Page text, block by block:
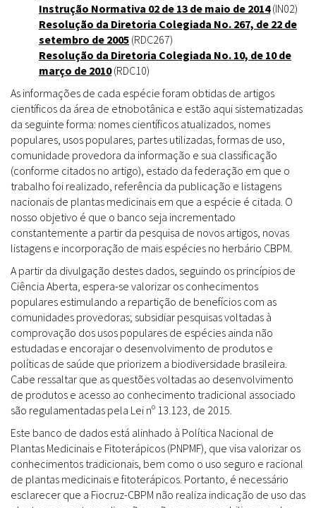
Instrução Normativa 02 de 13 de maio de 2014(IN02)
Resolução da Diretoria Colegiada No. 267, de 22 de
setembro de 2005 (RDC267)
Resolução da Diretoria Colegiada No. 10, de 10 de
março de 2010(RDC10)
As informações de cada espécie foram obtidas de artigos
científicos da área de etnobotânica e estão aqui sistematizadas
da seguinte forma: nomes científicos atualizados, nomes
populares, usos populares, partes utilizadas, formas de uso,
comunidade provedora da informação e sua classificação
(conforme citados no artigo), estado da federação em que o
trabalho foi realizado, referência da publicação e listagens
nacionais de plantas medicinais em que a espécie é citada. O
nosso objetivo é que o banco seja incrementado
constantemente a partir da pesquisa de novos artigos, novas
listagens e incorporação de mais espécies no herbário CBPM.
A partir da divulgação destes dados, seguindo os princípios de
Ciência Aberta, espera-se valorizar os conhecimentos
populares estimulando a repartição de benefícios com as
comunidades provedoras; subsidiar pesquisas voltadas à
comprovação dos usos populares de espécies ainda não
estudadas e encorajar o desenvolvimento de produtos e
políticas de saúde que priorizem a biodiversidade brasileira.
Cabe ressaltar que as questões voltadas ao desenvolvimento
de produtos e acesso ao conhecimento tradicional associado
são regulamentadas pela Lei nº 13.123, de 2015.
Este banco de dados está alinhado à Política Nacional de
Plantas Medicinais e Fitoterápicos (PNPMF), que visa valorizar os
conhecimentos tradicionais, bem como o uso seguro e racional
de plantas medicinais e fitoterápicos. Portanto, é necessário
esclarecer que a Fiocruz-CBPM não realiza indicação de uso das